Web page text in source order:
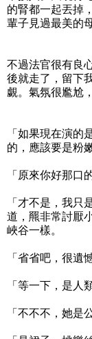
的腎都一起丟掉
輩子見過最美的
不過法官很有良
後就走了，留下
覷。氣氛很尷尬
「如果現在演的
的，應該要是粉
「原來你好那口
「才不是，我只
道，羆非常討厭
峽谷一樣。
「省省吧，很遺
「等一下，是人
「不不不，她是